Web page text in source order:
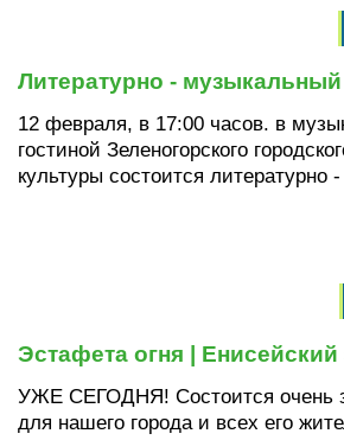
Литературно -
12 февраля, в 17:00 часов. в
гостиной Зеленогорского
культуры состоится литературно
Эстафета огня | Енисейский
УЖЕ СЕГОДНЯ! Состоится очень
для нашего города и всех его